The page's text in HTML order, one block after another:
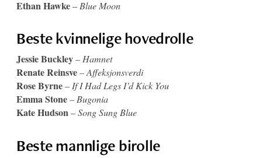
Ethan Hawke– Blue Moon
Beste kvinnelige hovedrolle
Jessie Buckley– Hamnet
Renate Reinsve–Affeksjonsverdi
Rose Byrne– If I Had Legs I’d Kick You
Emma Stone– Bugonia
Kate Hudson–Song Sung Blue
Beste mannlige birolle